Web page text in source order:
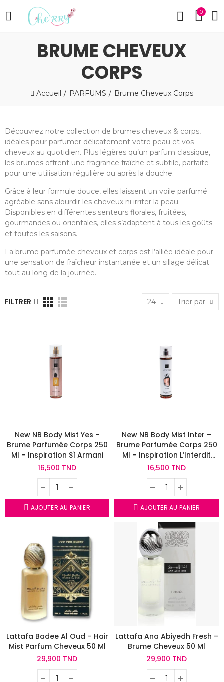
0
BRUME CHEVEUX
CORPS
Accueil PARFUMS Brume Cheveux Corps
Découvrez notre collection de brumes cheveux & corps,
idéales pour parfumer délicatement votre peau et vos
cheveux au quotidien. Plus légères qu’un parfum classique,
les brumes offrent une fragrance fraîche et subtile, parfaite
pour une utilisation régulière ou après la douche.
Grâce à leur formule douce, elles laissent un voile parfumé
agréable sans alourdir les cheveux ni irriter la peau.
Disponibles en différentes senteurs florales, fruitées,
gourmandes ou orientales, elles s’adaptent à tous les goûts
et toutes les saisons.
La brume parfumée cheveux et corps est l’alliée idéale pour
une sensation de fraîcheur instantanée et un sillage délicat
tout au long de la journée.
FILTRER 24 Trier par
New NB Body Mist Yes –
Brume Parfumée Corps 250
Ml – Inspiration Sì Armani
16,500 TND
AJOUTER AU PANIER
New NB Body Mist Inter –
Brume Parfumée Corps 250
Ml – Inspiration L’Interdit
Givenchy
16,500 TND
AJOUTER AU PANIER
Lattafa Badee Al Oud – Hair
Mist Parfum Cheveux 50 Ml
29,900 TND
Lattafa Ana Abiyedh Fresh –
Brume Cheveux 50 Ml
29,900 TND